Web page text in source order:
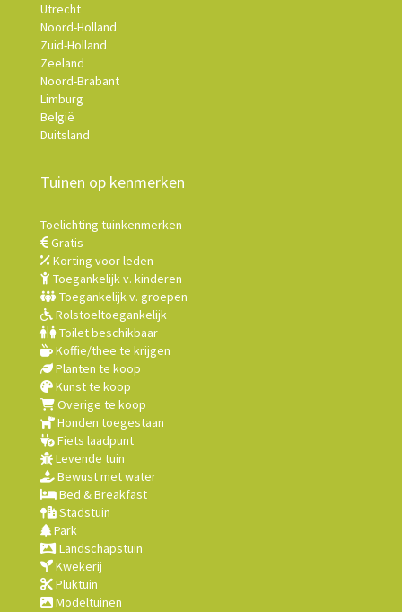
Utrecht
Noord-Holland
Zuid-Holland
Zeeland
Noord-Brabant
Limburg
België
Duitsland
Tuinen op kenmerken
Toelichting tuinkenmerken
Gratis
Korting voor leden
Toegankelijk v. kinderen
Toegankelijk v. groepen
Rolstoeltoegankelijk
Toilet beschikbaar
Koffie/thee te krijgen
Planten te koop
Kunst te koop
Overige te koop
Honden toegestaan
Fiets laadpunt
Levende tuin
Bewust met water
Bed & Breakfast
Stadstuin
Park
Landschapstuin
Kwekerij
Pluktuin
Modeltuinen